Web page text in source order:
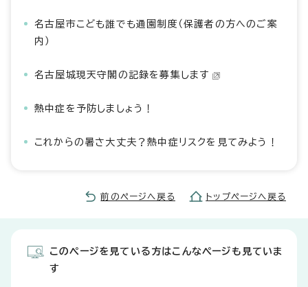
名古屋市こども誰でも通園制度（保護者の方へのご案
内）
名古屋城現天守閣の記録を募集します
熱中症を予防しましょう！
これからの暑さ大丈夫？熱中症リスクを見てみよう！
前のページへ戻る トップページへ戻る
このページを見ている方はこんなページも見ていま
す